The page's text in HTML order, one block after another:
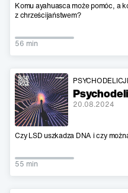
Komu ayahuasca może pomóc, a
z chrześcijaństwem?
56 min
20.08.2024
Czy LSD uszkadza DNA i czy
55 min